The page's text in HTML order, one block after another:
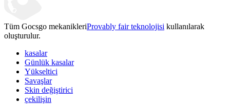
Tüm Gocsgo mekanikleriProvably fair teknolojisi kullanılarak
oluşturulur.
kasalar
Günlük kasalar
Yükseltici
Savaşlar
Skin değiştirici
çekilişin